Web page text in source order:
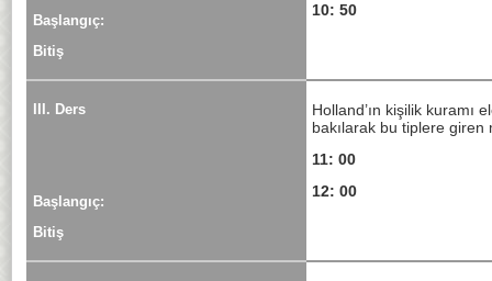
Başlangıç:
Bitiş
10: 50
III. Ders
Başlangıç:
Bitiş
Holland’ın kişilik kuramı
bakılarak bu tiplere giren
11: 00
12: 00